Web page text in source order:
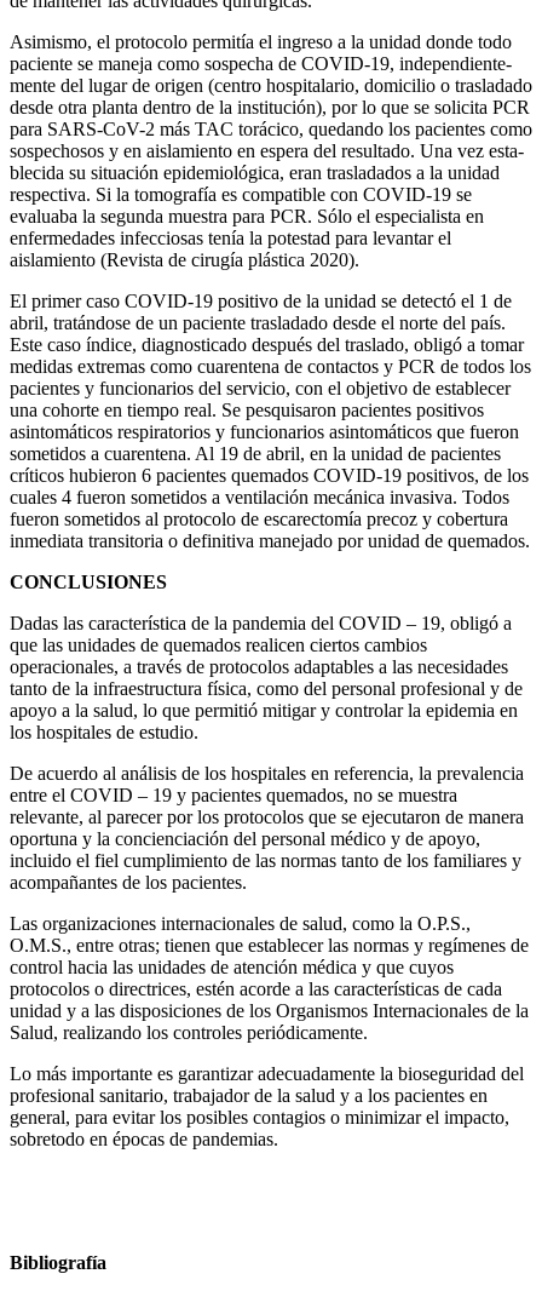
Asimismo, el protocolo permitía el ingreso a la unidad donde todo
paciente se maneja como sospecha de COVID-19, independiente­
mente del lugar de origen (centro hospitalario, domicilio o trasladado
desde otra planta dentro de la institución), por lo que se solicita PCR
para SARS-CoV-2 más TAC torácico, quedando los pacientes como
sospechosos y en aislamiento en espera del resultado. Una vez esta­
blecida su situación epidemiológica, eran trasladados a la unidad
respectiva. Si la tomografía es compatible con COVID-19 se
evaluaba la segunda muestra para PCR. Sólo el especialista en
enfermedades infecciosas tenía la potestad para levantar el
aislamiento (Revista de cirugía plástica 2020).
El primer caso COVID-19 positivo de la unidad se detectó el 1 de
abril, tratándose de un paciente trasladado desde el norte del país.
Este caso índice, diagnosticado después del traslado, obligó a tomar
medidas extremas como cuarentena de contactos y PCR de todos los
pa­cientes y funcionarios del servicio, con el objetivo de establecer
una cohorte en tiempo real. Se pesquisaron pacientes positivos
asintomáticos respiratorios y funcio­narios asintomáticos que fueron
sometidos a cuarentena. Al 19 de abril, en la unidad de pacientes
críticos hubieron 6 pacientes quemados COVID-19 positivos, de los
cua­les 4 fueron sometidos a ventilación mecánica invasiva. Todos
fueron sometidos al protocolo de escarectomía precoz y cobertura
inmediata transitoria o definitiva manejado por unidad de quemados.
CONCLUSIONES
Dadas las característica de la pandemia del COVID – 19, obligó a
que las unidades de quemados realicen ciertos cambios
operacionales, a través de protocolos adaptables a las necesidades
tanto de la infraestructura física, como del personal profesional y de
apoyo a la salud, lo que permitió mitigar y controlar la epidemia en
los hospitales de estudio.
De acuerdo al análisis de los hospitales en referencia, la prevalencia
entre el COVID – 19 y pacientes quemados, no se muestra
relevante, al parecer por los protocolos que se ejecutaron de manera
oportuna y la concienciación del personal médico y de apoyo,
incluido el fiel cumplimiento de las normas tanto de los familiares y
acompañantes de los pacientes.
Las organizaciones internacionales de salud, como la O.P.S.,
O.M.S., entre otras; tienen que establecer las normas y regímenes de
control hacia las unidades de atención médica y que cuyos
protocolos o directrices, estén acorde a las características de cada
unidad y a las disposiciones de los Organismos Internacionales de la
Salud, realizando los controles periódicamente.
Lo más importante es garantizar adecuadamente la bioseguridad del
profesional sanitario, trabajador de la salud y a los pacientes en
general, para evitar los posibles contagios o minimizar el impacto,
sobretodo en épocas de pandemias.
Bibliografía